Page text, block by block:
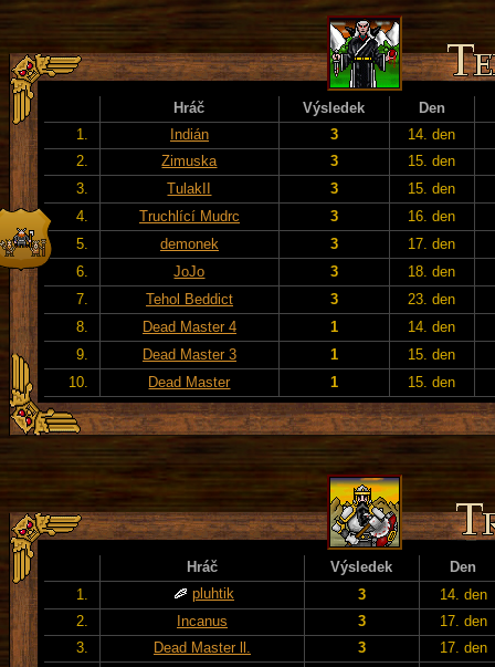
Hráč Výsledek
Den
1.
Indián 3
14. den
2.
Zimuska 3
15. den
3.
TulakII 3
15. den
4.
Truchlící Mudrc 3
16. den
5.
demonek 3
17. den
6.
JoJo 3
18. den
7.
Tehol Beddict 3
23. den
8.
Dead Master 4 1
14. den
9.
Dead Master 3 1
15. den
10.
Dead Master 1 15. den
Hráč Výsledek
Den
1.
pluhtik 3
14. den
2.
Incanus 3
17. den
3.
Dead Master ll. 3
17. den